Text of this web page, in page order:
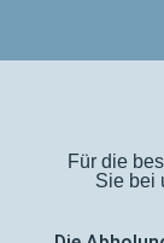
Für die
Sie bei